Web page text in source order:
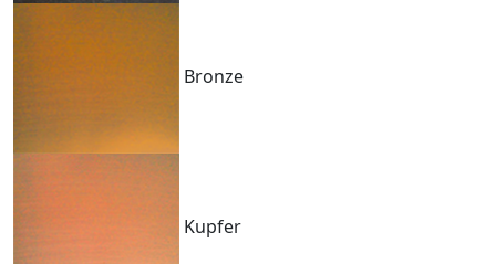
Bronze
Kupfer